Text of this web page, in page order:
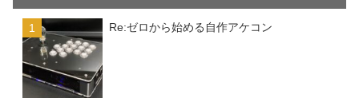
Re:ゼロから始める自作アケコン